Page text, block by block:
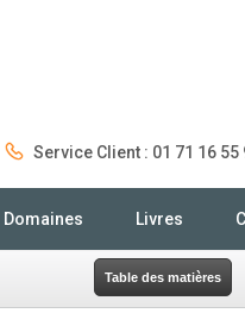
Service Client : 01 71 16 55
Domaines Livres
Table des matières